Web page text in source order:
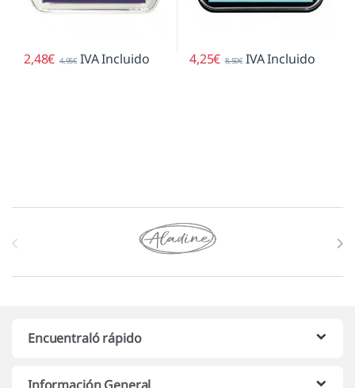
2,48€ 4,95€ IVA Incluido 4,25€ 8,50€ IVA Incluido
Marcas De Carrusel
Encuentraló rápido